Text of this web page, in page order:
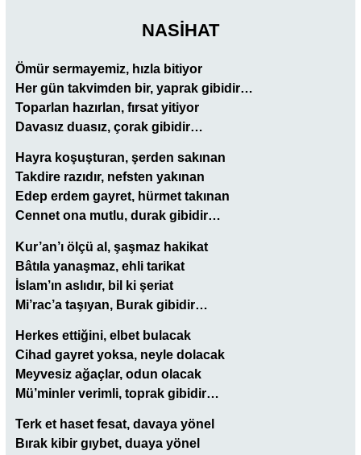
NASİHAT
Ömür sermayemiz, hızla bitiyor
Her gün takvimden bir, yaprak gibidir…
Toparlan hazırlan, fırsat yitiyor
Davasız duasız, çorak gibidir…
Hayra koşuşturan, şerden sakınan
Takdire razıdır, nefsten yakınan
Edep erdem gayret, hürmet takınan
Cennet ona mutlu, durak gibidir…
Kur’an’ı ölçü al, şaşmaz hakikat
Bâtıla yanaşmaz, ehli tarikat
İslam’ın aslıdır, bil ki şeriat
Mi’rac’a taşıyan, Burak gibidir…
Herkes ettiğini, elbet bulacak
Cihad gayret yoksa, neyle dolacak
Meyvesiz ağaçlar, odun olacak
Mü’minler verimli, toprak gibidir…
Terk et haset fesat, davaya yönel
Bırak kibir gıybet, duaya yönel